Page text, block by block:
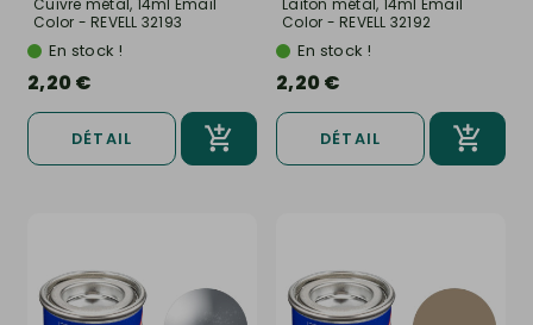
Color - REVELL 32193
En stock !
2,20 €
DÉTAIL
Color - REVELL 32192
En stock !
2,20 €
DÉTAIL